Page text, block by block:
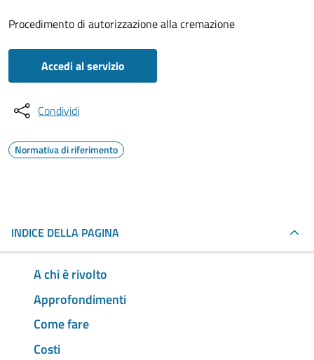
Procedimento di autorizzazione alla cremazione
Accedi al servizio
Condividi
Normativa di riferimento
INDICE DELLA PAGINA
A chi è rivolto
Approfondimenti
Come fare
Costi